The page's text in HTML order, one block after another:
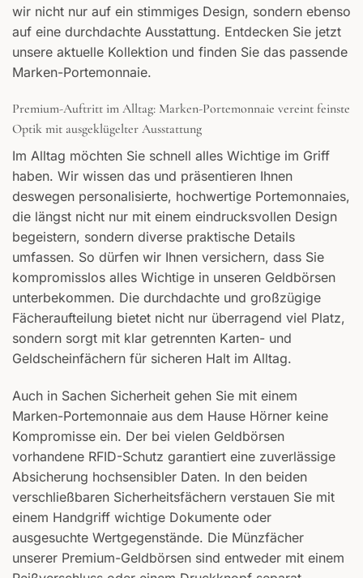
wir nicht nur auf ein stimmiges Design, sondern ebenso
auf eine durchdachte Ausstattung. Entdecken Sie jetzt
unsere aktuelle Kollektion und finden Sie das passende
Marken-Portemonnaie.
Premium-Auftritt im Alltag: Marken-Portemonnaie vereint feinste
Optik mit ausgeklügelter Ausstattung
Im Alltag möchten Sie schnell alles Wichtige im Griff
haben. Wir wissen das und präsentieren Ihnen
deswegen personalisierte, hochwertige Portemonnaies,
die längst nicht nur mit einem eindrucksvollen Design
begeistern, sondern diverse praktische Details
umfassen. So dürfen wir Ihnen versichern, dass Sie
kompromisslos alles Wichtige in unseren Geldbörsen
unterbekommen. Die durchdachte und großzügige
Fächeraufteilung bietet nicht nur überragend viel Platz,
sondern sorgt mit klar getrennten Karten- und
Geldscheinfächern für sicheren Halt im Alltag.
Auch in Sachen Sicherheit gehen Sie mit einem
Marken-Portemonnaie aus dem Hause Hörner keine
Kompromisse ein. Der bei vielen Geldbörsen
vorhandene RFID-Schutz garantiert eine zuverlässige
Absicherung hochsensibler Daten. In den beiden
verschließbaren Sicherheitsfächern verstauen Sie mit
einem Handgriff wichtige Dokumente oder
ausgesuchte Wertgegenstände. Die Münzfächer
unserer Premium-Geldbörsen sind entweder mit einem